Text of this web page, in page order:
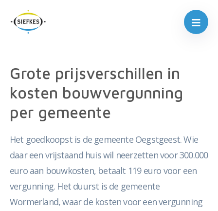
Grote prijsverschillen in
kosten bouwvergunning
per gemeente
Het goedkoopst is de gemeente Oegstgeest. Wie
daar een vrijstaand huis wil neerzetten voor 300.000
euro aan bouwkosten, betaalt 119 euro voor een
vergunning. Het duurst is de gemeente
Wormerland, waar de kosten voor een vergunning